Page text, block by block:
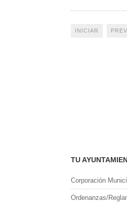
INICIAR
TU
Corporación
Ordenanzas/